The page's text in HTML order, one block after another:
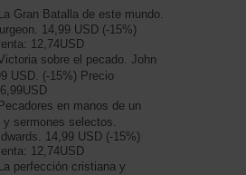
Gran Batalla de este mundo.
14,99 USD (-15%)
Precio preventa: 12,74USD
sobre el pecado. John
USD. (-15%) Precio
en manos de un
y sermones selectos.
14,99 USD (-15%)
12,74USD
perfección cristiana y